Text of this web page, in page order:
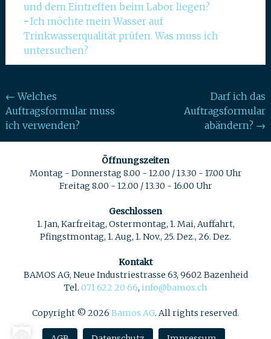
und dem Eintreffen beim Labor liegen?
Ich möchte mein Wasser auf
Trinkwasserqualität prüfen. Was muss ich
untersuchen?
Post
navigation
← Welches
Auftragsformular muss
ich verwenden?
Darf ich das
Auftragsformular
abändern? →
Öffnungszeiten
Montag - Donnerstag 8.00 - 12.00 / 13.30 - 17.00 Uhr
Freitag 8.00 - 12.00 / 13.30 - 16.00 Uhr
Geschlossen
1. Jan, Karfreitag, Ostermontag, 1. Mai, Auffahrt,
Pfingstmontag, 1. Aug, 1. Nov., 25. Dez., 26. Dez.
Kontakt
BAMOS AG, Neue Industriestrasse 63, 9602 Bazenheid
Tel. 071 622 20 66, info@bamos.ch
Copyright © 2026 Bamos AG. All rights reserved.